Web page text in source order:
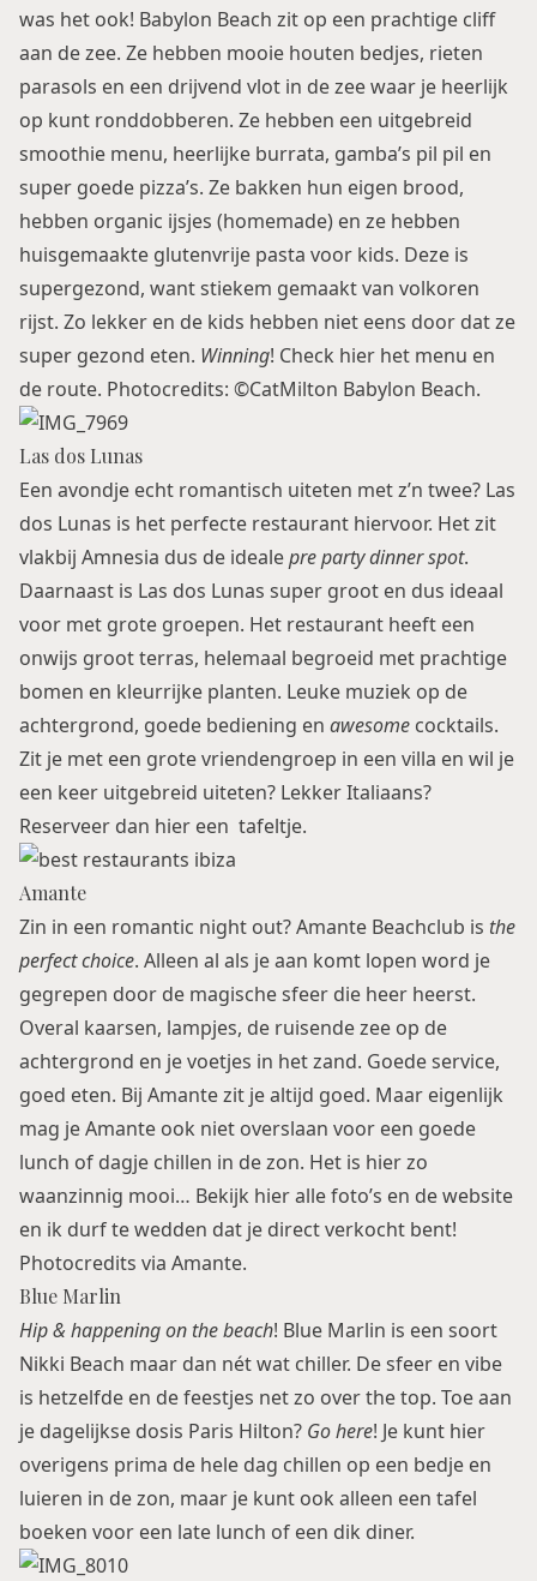
was het ook! Babylon Beach zit op een prachtige cliff
aan de zee. Ze hebben mooie houten bedjes, rieten
parasols en een drijvend vlot in de zee waar je heerlijk
op kunt ronddobberen. Ze hebben een uitgebreid
smoothie menu, heerlijke burrata, gamba’s pil pil en
super goede pizza’s. Ze bakken hun eigen brood,
hebben organic ijsjes (homemade) en ze hebben
huisgemaakte glutenvrije pasta voor kids. Deze is
supergezond, want stiekem gemaakt van volkoren
rijst. Zo lekker en de kids hebben niet eens door dat ze
super gezond eten. Winning! Check hier het menu en
de route. Photocredits: ©CatMilton Babylon Beach.
Las dos Lunas
Een avondje echt romantisch uiteten met z’n twee? Las
dos Lunas is het perfecte restaurant hiervoor. Het zit
vlakbij Amnesia dus de idealepre party dinner spot.
Daarnaast is Las dos Lunas super groot en dus ideaal
voor met grote groepen. Het restaurant heeft een
onwijs groot terras, helemaal begroeid met prachtige
bomen en kleurrijke planten. Leuke muziek op de
achtergrond, goede bediening en awesome cocktails.
Zit je met een grote vriendengroep in een villa en wil je
een keer uitgebreid uiteten? Lekker Italiaans?
Reserveer dan hier een tafeltje.
Amante
Zin in een romantic night out? Amante Beachclub is the
perfect choice. Alleen al als je aan komt lopen word je
gegrepen door de magische sfeer die heer heerst.
Overal kaarsen, lampjes, de ruisende zee op de
achtergrond en je voetjes in het zand. Goede service,
goed eten. Bij Amante zit je altijd goed. Maar eigenlijk
mag je Amante ook niet overslaan voor een goede
lunch of dagje chillen in de zon. Het is hier zo
waanzinnig mooi… Bekijk hieralle foto’s en de website
en ik durf te wedden dat je direct verkocht bent!
Photocredits via Amante.
Blue Marlin
Hip & happeningon the beach! Blue Marlin is een soort
Nikki Beach maar dan nét wat chiller. De sfeer en vibe
is hetzelfde en de feestjes net zo over the top. Toe aan
je dagelijkse dosis Paris Hilton? Go here! Je kunt hier
overigens prima de hele dag chillen op een bedje en
luieren in de zon, maar je kunt ook alleen een tafel
boeken voor een late lunch of een dik diner.